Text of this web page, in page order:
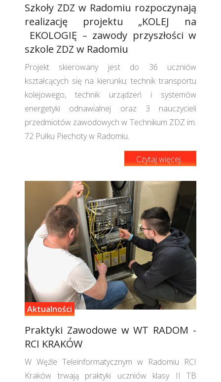
Szkoły ZDZ w Radomiu rozpoczynają
realizację projektu „KOLEJ na
EKOLOGIĘ – zawody przyszłości w
szkole ZDZ w Radomiu
Projekt skierowany jest do 36 uczniów
kształcących się na kierunku: technik transportu
kolejowego, technik urządzeń i systemów
energetyki odnawialnej oraz 3 nauczycieli
przedmiotów zawodowych w Technikum ZDZ im.
72 Pułku Piechoty w Radomiu.
Czytaj więcej...
Aktualności
Praktyki Zawodowe w WT RADOM -
RCI KRAKÓW
W Węźle Teleinformatycznym w Radomiu RCI
Kraków trwają praktyki uczniów klasy II TB